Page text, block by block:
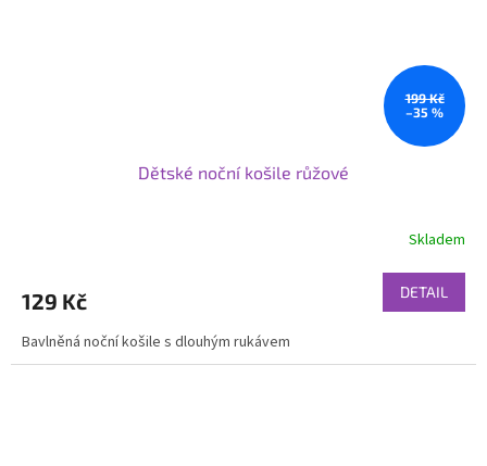
199 Kč
–35 %
Dětské noční košile růžové
Skladem
129 Kč DETAIL
Bavlněná noční košile s dlouhým rukávem